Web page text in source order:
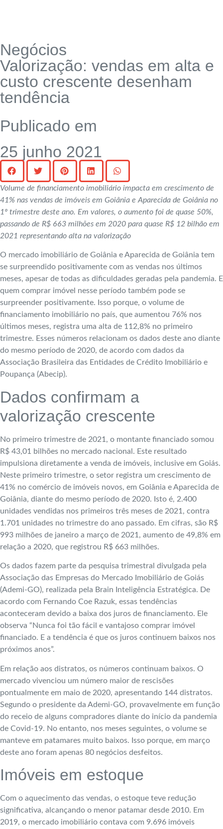
Negócios
Valorização: vendas em alta e
custo crescente desenham
tendência
Publicado em
25 junho 2021
Volume de financiamento imobiliário impacta em crescimento de
41% nas vendas de imóveis em Goiânia e Aparecida de Goiânia no
1º trimestre deste ano. Em valores, o aumento foi de quase 50%,
passando de R$ 663 milhões em 2020 para quase R$ 12 bilhão em
2021 representando alta na valorização
O mercado imobiliário de Goiânia e Aparecida de Goiânia tem
se surpreendido positivamente com as vendas nos últimos
meses, apesar de todas as dificuldades geradas pela pandemia. E
quem comprar imóvel nesse período também pode se
surpreender positivamente. Isso porque, o volume de
financiamento imobiliário no país, que aumentou 76% nos
últimos meses, registra uma alta de 112,8% no primeiro
trimestre. Esses números relacionam os dados deste ano diante
do mesmo período de 2020, de acordo com dados da
Associação Brasileira das Entidades de Crédito Imobiliário e
Poupança (Abecip).
Dados confirmam a
valorização crescente
No primeiro trimestre de 2021, o montante financiado somou
R$ 43,01 bilhões no mercado nacional. Este resultado
impulsiona diretamente a venda de imóveis, inclusive em Goiás.
Neste primeiro trimestre, o setor registra um crescimento de
41% no comércio de imóveis novos, em Goiânia e Aparecida de
Goiânia, diante do mesmo período de 2020. Isto é, 2.400
unidades vendidas nos primeiros três meses de 2021, contra
1.701 unidades no trimestre do ano passado. Em cifras, são R$
993 milhões de janeiro a março de 2021, aumento de 49,8% em
relação a 2020, que registrou R$ 663 milhões.
Os dados fazem parte da pesquisa trimestral divulgada pela
Associação das Empresas do Mercado Imobiliário de Goiás
(Ademi-GO), realizada pela Brain Inteligência Estratégica. De
acordo com Fernando Coe Razuk, essas tendências
aconteceram devido a baixa dos juros de financiamento. Ele
observa “Nunca foi tão fácil e vantajoso comprar imóvel
financiado. E a tendência é que os juros continuem baixos nos
próximos anos”.
Em relação aos distratos, os números continuam baixos. O
mercado vivenciou um número maior de rescisões
pontualmente em maio de 2020, apresentando 144 distratos.
Segundo o presidente da Ademi-GO, provavelmente em função
do receio de alguns compradores diante do início da pandemia
de Covid-19. No entanto, nos meses seguintes, o volume se
manteve em patamares muito baixos. Isso porque, em março
deste ano foram apenas 80 negócios desfeitos.
Imóveis em estoque
Com o aquecimento das vendas, o estoque teve redução
significativa, alcançando o menor patamar desde 2010. Em
2019, o mercado imobiliário contava com 9.696 imóveis